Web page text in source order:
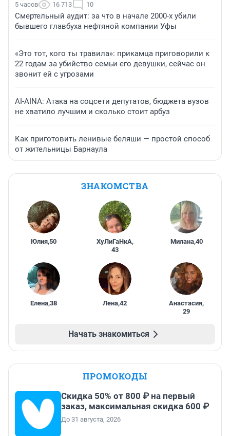
5 часов 16 713 10
Смертельный аудит: за что в начале 2000-х убили
бывшего главбуха нефтяной компании Уфы
«Это тот, кого ты травила»: прикамца приговорили к
22 годам за убийство семьи его девушки, сейчас он
звонит ей с угрозами
AI-AINA: Атака на соцсети депутатов, бюджета вузов
не хватило лучшим и сколько стоит арбуз
Как приготовить ленивые беляши — простой способ
от жительницы Барнаула
ЗНАКОМСТВА
Юлия,50 ХуЛиГаНкА,
43
Милана,40
Елена,38 Лена,42 Анастасия,
29
Начать знакомиться
ПРОМОКОДЫ
Скидка 50% от 800 ₽ на первый
заказ, максимальная скидка 600 ₽
До 31 августа, 2026